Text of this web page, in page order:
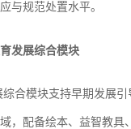
与规范处置水平。
育发展综合模块
合模块支持早期发展
，配备绘本、益智教